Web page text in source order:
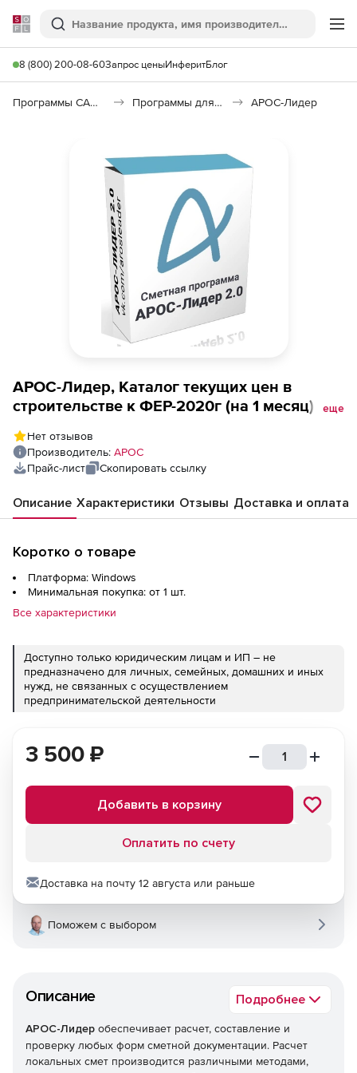
Softline
Поиск
8 (800) 200-08-60Запрос ценыИнферитБлог
Программы САПР и ГИС Программы для документооборота АРОС-Лидер
АРОС-Лидер, Каталог текущих цен в
строительстве к ФЕР-2020г (на 1 месяц),
рабочие места
еще
Нет отзывов
Производитель: АРОС
Прайс-лист
Скопировать ссылку
Описание Характеристики Отзывы Доставка и оплата
Коротко о товаре
Платформа: Windows
Минимальная покупка: от 1 шт.
Все характеристики
Доступно только юридическим лицам и ИП – не
предназначено для личных, семейных, домашних и иных
нужд, не связанных с осуществлением
предпринимательской деятельности
Описание Подробнее
АРОС-Лидер обеспечивает расчет, составление и
проверку любых форм сметной документации. Расчет
локальных смет производится различными методами,
3 500 ₽
Добавить в корзину
Оплатить по счету
Доставка на почту 12 августа или раньше
Поможем с выбором